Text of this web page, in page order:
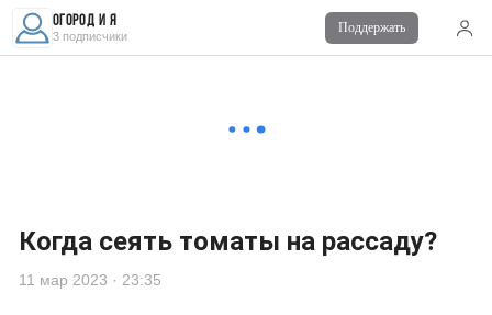
Огород и я
3 подписчики
Поддержать
Комментарии
Когда сеять томаты на рассаду?
11 мар 2023 · 23:35